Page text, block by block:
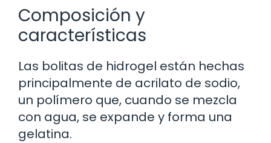
Composición y
características
Las bolitas de hidrogel están hechas
principalmente de acrilato de sodio,
un polímero que, cuando se mezcla
con agua, se expande y forma una
gelatina.